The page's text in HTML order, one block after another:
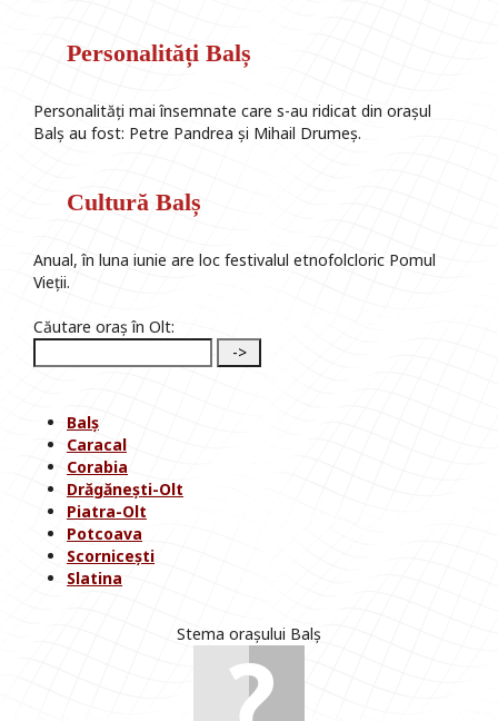
Personalități Balș
Personalități mai însemnate care s-au ridicat din orașul
Balș au fost: Petre Pandrea și Mihail Drumeș.
Cultură Balș
Anual, în luna iunie are loc festivalul etnofolcloric Pomul
Vieții.
Căutare oraș în Olt:
Balș
Caracal
Corabia
Drăgănești-Olt
Piatra-Olt
Potcoava
Scornicești
Slatina
Stema orașului Balș